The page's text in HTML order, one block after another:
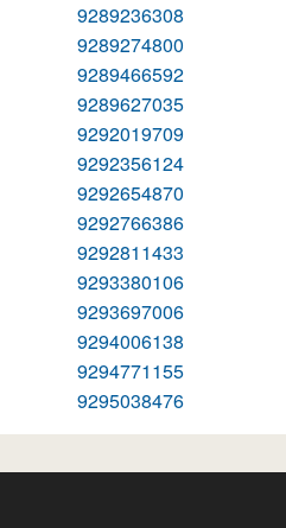
9289236308
9289274800
9289466592
9289627035
9292019709
9292356124
9292654870
9292766386
9292811433
9293380106
9293697006
9294006138
9294771155
9295038476